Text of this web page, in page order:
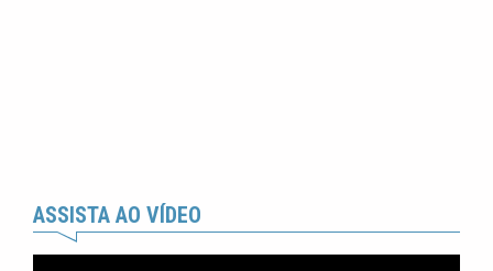
ASSISTA AO VÍDEO